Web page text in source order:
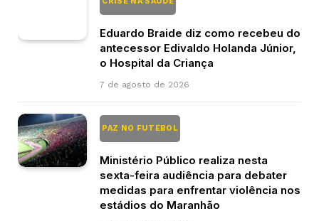
Eduardo Braide diz como recebeu do
antecessor Edivaldo Holanda Júnior,
o Hospital da Criança
7 de agosto de 2026
PAZ NO FUTEBOL
Ministério Público realiza nesta
sexta-feira audiência para debater
medidas para enfrentar violência nos
estádios do Maranhão